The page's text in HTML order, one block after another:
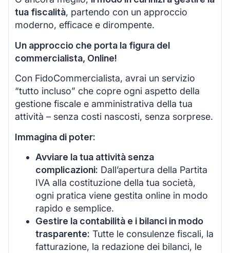
tua fiscalità, partendo con un approccio
moderno, efficace e dirompente.
Un approccio che porta la figura del
commercialista, Online!
Con FidoCommercialista, avrai un servizio
“tutto incluso” che copre ogni aspetto della
gestione fiscale e amministrativa della tua
attività – senza costi nascosti, senza sorprese.
Immagina di poter:
Avviare la tua attività senza
complicazioni: Dall’apertura della Partita
IVA alla costituzione della tua società,
ogni pratica viene gestita online in modo
rapido e semplice.
Gestire la contabilità e i bilanci in modo
trasparente: Tutte le consulenze fiscali, la
fatturazione, la redazione dei bilanci, le